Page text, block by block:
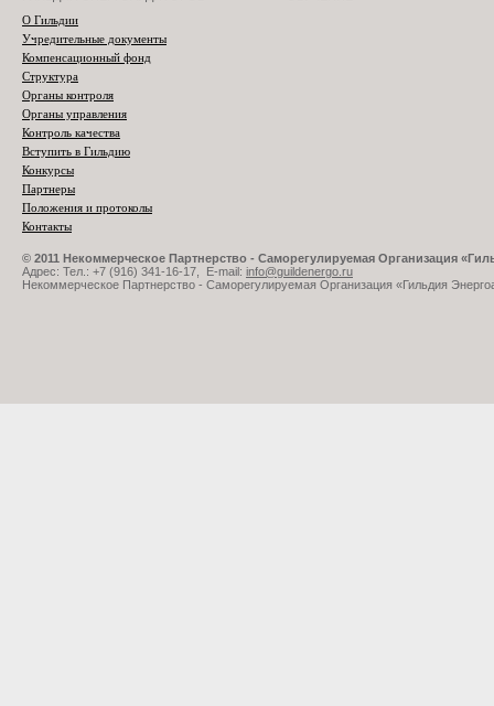
О Гильдии
Учредительные документы
Компенсационный фонд
Структура
Органы контроля
Органы управления
Контроль качества
Вступить в Гильдию
Конкурсы
Партнеры
Положения и протоколы
Контакты
© 2011 Некоммерческое Партнерство - Саморегулируемая Организация
Адрес: Тел.: +7 (916) 341-16-17, E-mail: info@guildenergo.ru
Некоммерческое Партнерство - Саморегулируемая Организация «Гильдия